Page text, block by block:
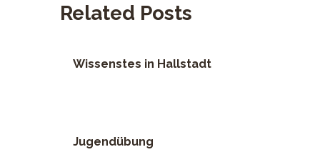
Related Posts
Wissenstes in Hallstadt
Jugendübung